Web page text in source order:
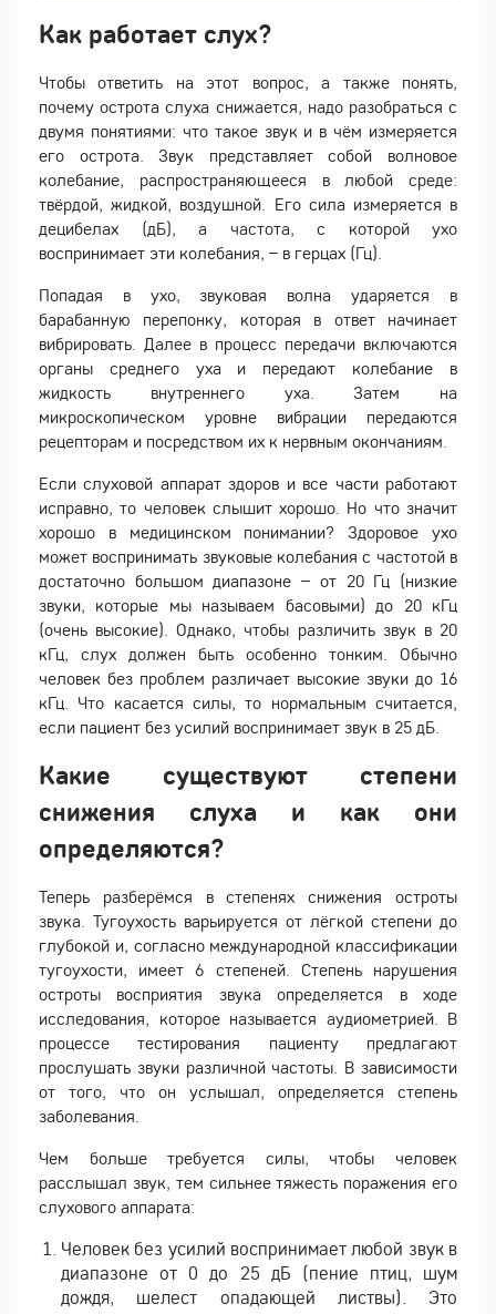
Как работает слух?
Чтобы ответить на этот вопрос, а также понять,
почему острота слуха снижается, надо разобраться с
двумя понятиями: что такое звук и в чём измеряется
его острота. Звук представляет собой волновое
колебание, распространяющееся в любой среде:
твёрдой, жидкой, воздушной. Его сила измеряется в
децибелах (дБ), а частота, с которой ухо
воспринимает эти колебания, – в герцах (Гц).
Попадая в ухо, звуковая волна ударяется в
барабанную перепонку, которая в ответ начинает
вибрировать. Далее в процесс передачи включаются
органы среднего уха и передают колебание в
жидкость внутреннего уха. Затем на
микроскопическом уровне вибрации передаются
рецепторам и посредством их к нервным окончаниям.
Если слуховой аппарат здоров и все части работают
исправно, то человек слышит хорошо. Но что значит
хорошо в медицинском понимании? Здоровое ухо
может воспринимать звуковые колебания с частотой в
достаточно большом диапазоне – от 20 Гц (низкие
звуки, которые мы называем басовыми) до 20 кГц
(очень высокие). Однако, чтобы различить звук в 20
кГц, слух должен быть особенно тонким. Обычно
человек без проблем различает высокие звуки до 16
кГц. Что касается силы, то нормальным считается,
если пациент без усилий воспринимает звук в 25 дБ.
Какие существуют степени
снижения слуха и как они
определяются?
Теперь разберёмся в степенях снижения остроты
звука. Тугоухость варьируется от лёгкой степени до
глубокой и, согласно международной классификации
тугоухости, имеет 6 степеней. Степень нарушения
остроты восприятия звука определяется в ходе
исследования, которое называется аудиометрией. В
процессе тестирования пациенту предлагают
прослушать звуки различной частоты. В зависимости
от того, что он услышал, определяется степень
заболевания.
Чем больше требуется силы, чтобы человек
расслышал звук, тем сильнее тяжесть поражения его
слухового аппарата:
Человек без усилий воспринимает любой звук в
диапазоне от 0 до 25 дБ (пение птиц, шум
дождя, шелест опадающей листвы). Это